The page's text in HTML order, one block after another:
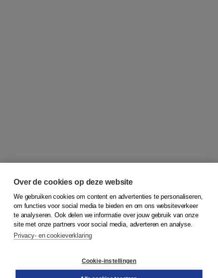
© 2026Koninklijke Boom uitgevers
Bestellen
Over de cookies op deze website
We gebruiken cookies om content en advertenties te personaliseren,
om functies voor social media te bieden en om ons websiteverkeer
te analyseren. Ook delen we informatie over jouw gebruik van onze
site met onze partners voor social media, adverteren en analyse.
Privacy- en cookieverklaring
Cookie-instellingen